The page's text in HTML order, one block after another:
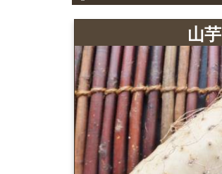
山芋